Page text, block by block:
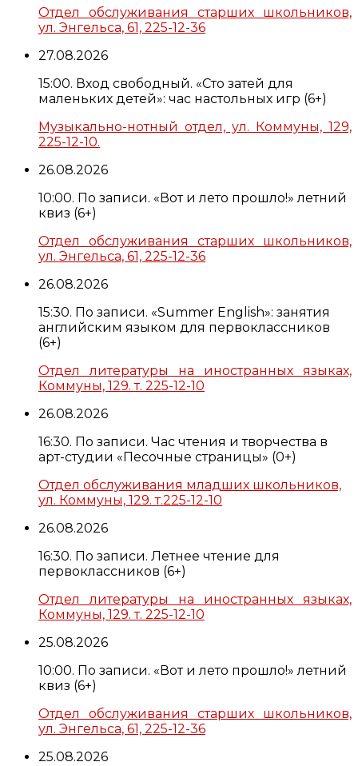
Отдел обслуживания старших школьников,
ул. Энгельса, 61, 225-12-36
27.08.2026
15:00. Вход свободный. «Сто затей для
маленьких детей»: час настольных игр (6+)
Музыкально-нотный отдел, ул. Коммуны, 129,
225-12-10.
26.08.2026
10:00. По записи. «Вот и лето прошло!» летний
квиз (6+)
Отдел обслуживания старших школьников,
ул. Энгельса, 61, 225-12-36
26.08.2026
15:30. По записи. «Summer English»: занятия
английским языком для первоклассников
(6+)
Отдел литературы на иностранных языках,
Коммуны, 129. т. 225-12-10
26.08.2026
16:30. По записи. Час чтения и творчества в
арт-студии «Песочные страницы» (0+)
Отдел обслуживания младших школьников,
ул. Коммуны, 129. т.225-12-10
26.08.2026
16:30. По записи. Летнее чтение для
первоклассников (6+)
Отдел литературы на иностранных языках,
Коммуны, 129. т. 225-12-10
25.08.2026
10:00. По записи. «Вот и лето прошло!» летний
квиз (6+)
Отдел обслуживания старших школьников,
ул. Энгельса, 61, 225-12-36
25.08.2026